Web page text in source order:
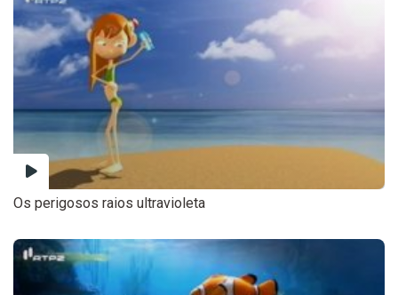
Os perigosos raios ultravioleta